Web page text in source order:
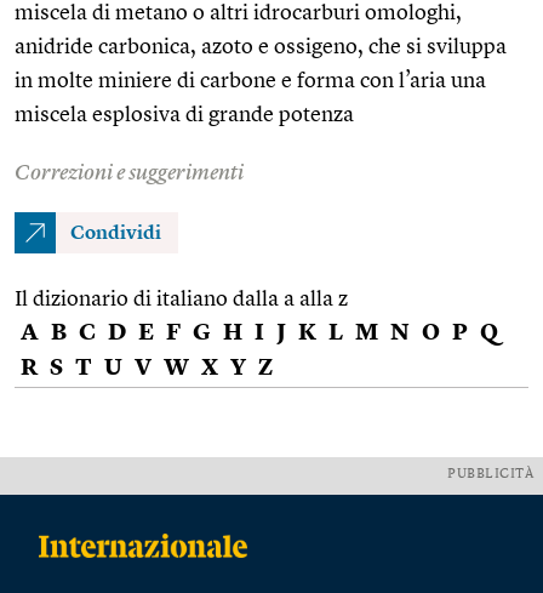
miscela di metano o altri idrocarburi omologhi,
anidride carbonica, azoto e ossigeno, che si sviluppa
in molte miniere di carbone e forma con l’aria una
miscela esplosiva di grande potenza
Correzioni e suggerimenti
Condividi
Il dizionario di italiano dalla a alla z
A B C D E F G H I J K L M N O P Q
R S T U V W X Y Z
PUBBLICITÀ